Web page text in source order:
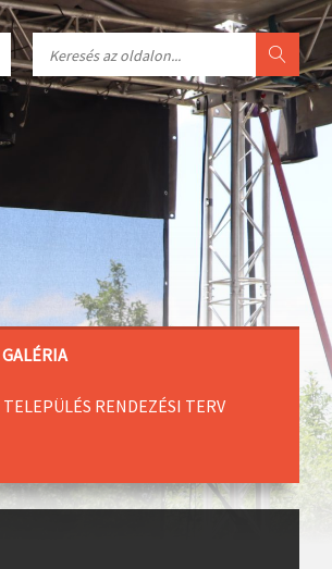
GALÉRIA
TELEPÜLÉS RENDEZÉSI TERV
Search